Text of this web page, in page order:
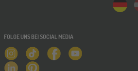
FOLGE UNS BEI SOCIAL MEDIA